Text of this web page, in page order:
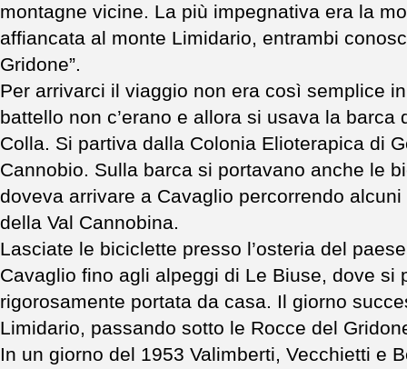
montagne vicine. La più impegnativa era la
affiancata al monte Limidario, entrambi
Gridone”.
Per arrivarci il viaggio non era così semplice
battello non c’erano e allora si usava la
Colla. Si partiva dalla Colonia Elioterapica di
Cannobio. Sulla barca si portavano anche le
doveva arrivare a Cavaglio percorrendo
della Val Cannobina.
Lasciate le biciclette presso l’osteria del
Cavaglio fino agli alpeggi di Le Biuse, dove si
rigorosamente portata da casa. Il giorno
Limidario, passando sotto le Rocce del
In un giorno del 1953 Valimberti, Vecchietti e